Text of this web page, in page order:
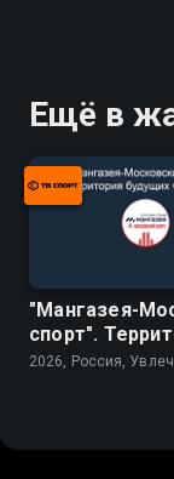
Ещё в
"Мангазея-
спорт".
будущих
2026, Россия,